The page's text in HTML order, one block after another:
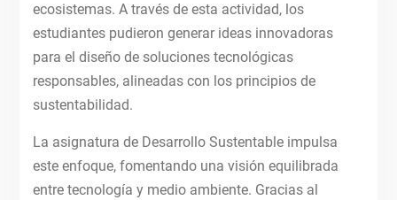
ecosistemas. A través de esta actividad, los
estudiantes pudieron generar ideas innovadoras
para el diseño de soluciones tecnológicas
responsables, alineadas con los principios de
sustentabilidad.
La asignatura de Desarrollo Sustentable impulsa
este enfoque, fomentando una visión equilibrada
entre tecnología y medio ambiente. Gracias al